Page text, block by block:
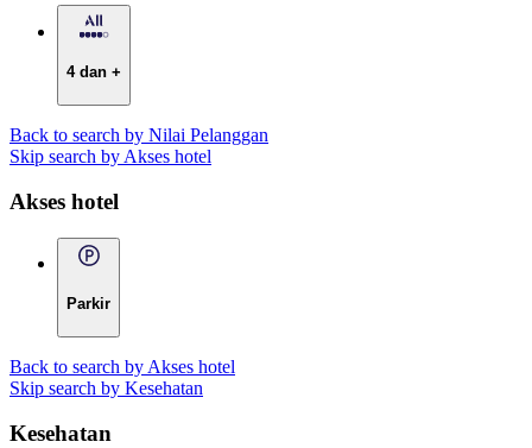
4 dan +
Back to search by Nilai Pelanggan
Skip search by Akses hotel
Akses hotel
Parkir
Back to search by Akses hotel
Skip search by Kesehatan
Kesehatan